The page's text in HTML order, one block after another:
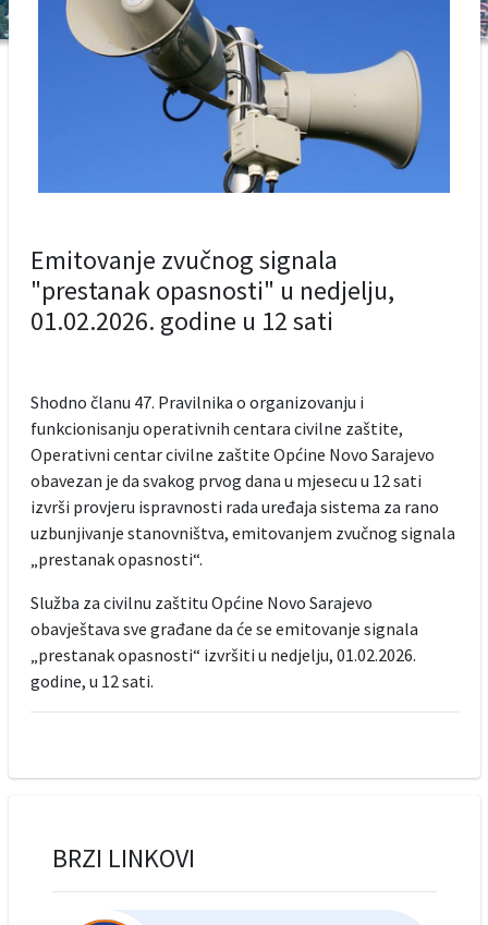
Emitovanje zvučnog signala
"prestanak opasnosti" u nedjelju,
01.02.2026. godine u 12 sati
Shodno članu 47. Pravilnika o organizovanju i
funkcionisanju operativnih centara civilne zaštite,
Operativni centar civilne zaštite Općine Novo Sarajevo
obavezan je da svakog prvog dana u mjesecu u 12 sati
izvrši provjeru ispravnosti rada uređaja sistema za rano
uzbunjivanje stanovništva, emitovanjem zvučnog signala
„prestanak opasnosti“.
Služba za civilnu zaštitu Općine Novo Sarajevo
obavještava sve građane da će se emitovanje signala
„prestanak opasnosti“ izvršiti u nedjelju, 01.02.2026.
godine, u 12 sati.
BRZI LINKOVI